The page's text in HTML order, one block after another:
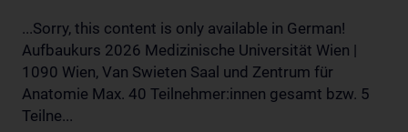
...Sorry, this content is only available in German!
Aufbaukurs 2026 Medizinische Universität Wien |
1090 Wien, Van Swieten Saal und Zentrum für
Anatomie Max. 40 Teilnehmer:innen gesamt bzw. 5
Teilne...